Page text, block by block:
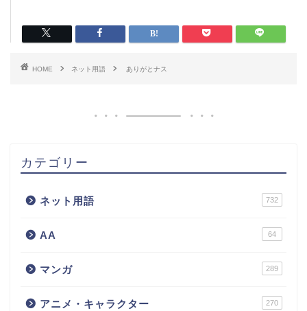
HOME ネット用語 ありがとナス
カテゴリー
ネット用語 732
AA 64
マンガ 289
アニメ・キャラクター 270